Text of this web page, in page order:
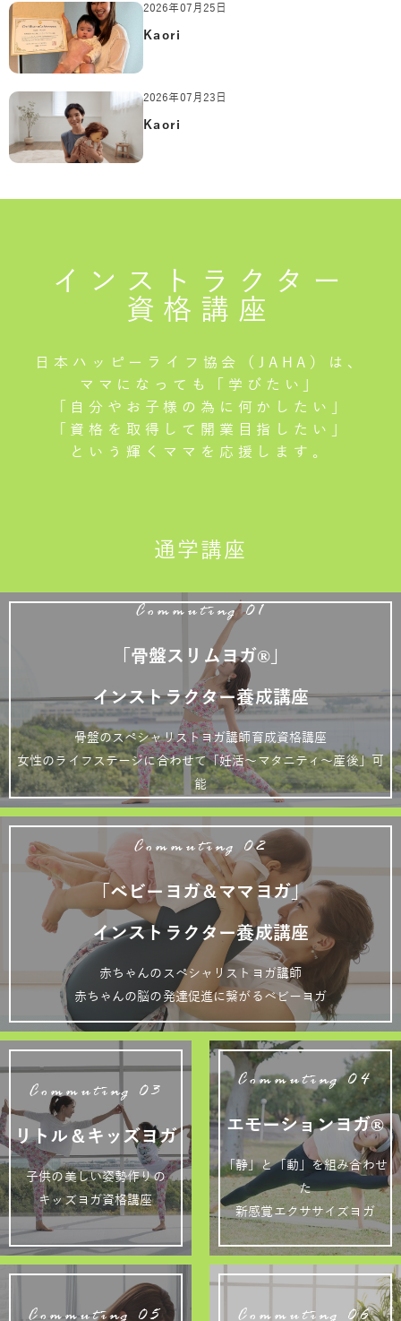
2026年07月25日
Kaori
2026年07月23日
Kaori
インストラクター
資格講座
日本ハッピーライフ協会（JAHA）は、
ママになっても「学びたい」
「自分やお子様の為に何かしたい」
「資格を取得して開業目指したい」
という輝くママを応援します。
通学講座
Commuting 01
「骨盤スリムヨガ®」
インストラクター養成講座
骨盤のスペシャリストヨガ講師育成資格講座
女性のライフステージに合わせて「妊活～マタニティ～産後」可
能
Commuting 02
「ベビーヨガ＆ママヨガ」
インストラクター養成講座
赤ちゃんのスペシャリストヨガ講師
赤ちゃんの脳の発達促進に繋がるベビーヨガ
Commuting 03
リトル＆キッズヨガ
子供の美しい姿勢作りの
キッズヨガ資格講座
Commuting 04
エモーションヨガ®
「静」と「動」を組み合わせ
た
新感覚エクササイズヨガ